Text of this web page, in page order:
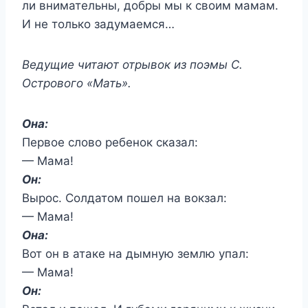
ли внимательны, добры мы к своим мамам.
И не только задумаемся…
Ведущие читают отрывок из поэмы С.
Острового «Мать».
Она:
Первое слово ребенок сказал:
— Мама!
Он:
Вырос. Солдатом пошел на вокзал:
— Мама!
Она:
Вот он в атаке на дымную землю упал:
— Мама!
Он: